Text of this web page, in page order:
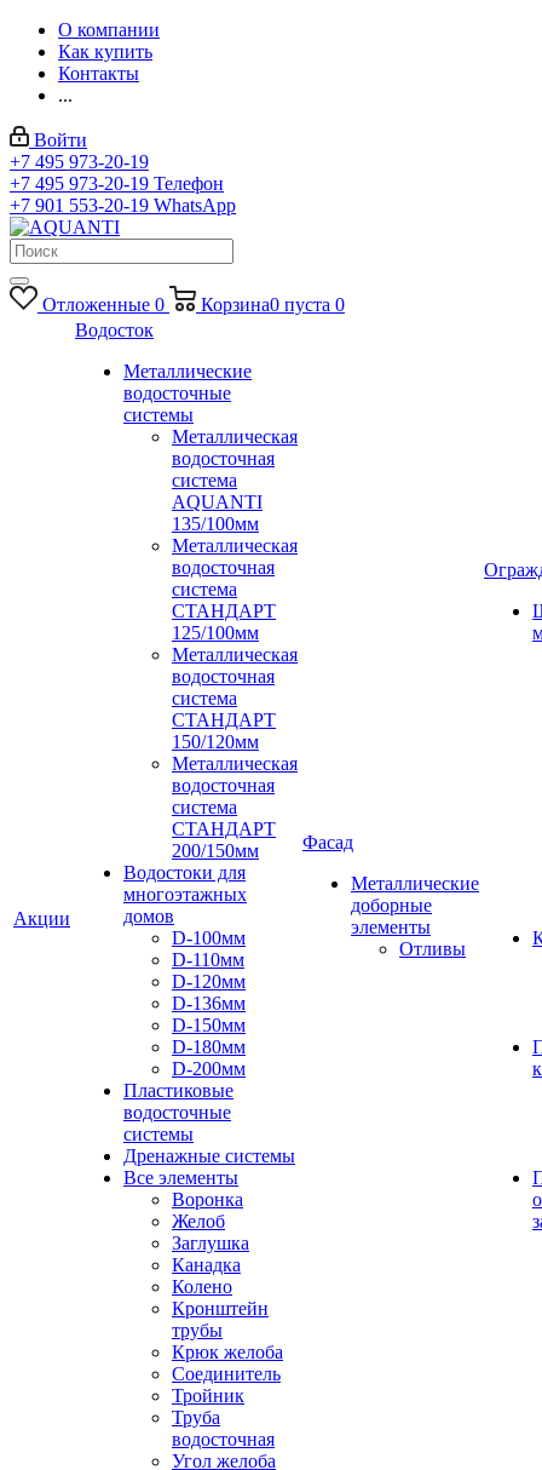
О компании
Как купить
Контакты
...
Войти
+7 495 973-20-19
+7 495 973-20-19 Телефон
+7 901 553-20-19 WhatsApp
Отложенные 0 Корзина0 пуста 0
Акции
Водосток
Металлические
водосточные
системы
Металлическая
водосточная
система
AQUANTI
135/100мм
Металлическая
водосточная
система
СТАНДАРТ
125/100мм
Металлическая
водосточная
система
СТАНДАРТ
150/120мм
Металлическая
водосточная
система
СТАНДАРТ
200/150мм
Водостоки для
многоэтажных
домов
D-100мм
D-110мм
D-120мм
D-136мм
D-150мм
D-180мм
D-200мм
Пластиковые
водосточные
системы
Дренажные системы
Все элементы
Воронка
Желоб
Заглушка
Канадка
Колено
Кронштейн
трубы
Крюк желоба
Соединитель
Тройник
Труба
водосточная
Угол желоба
Фасад
Металлические
доборные
элементы
Отливы